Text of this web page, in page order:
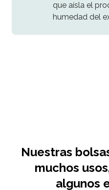
que aísla el
humedad del
Nuestras
muchos
algunos